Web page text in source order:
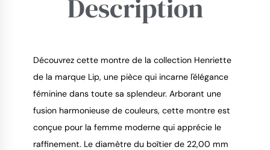
Description
Découvrez cette montre de la collection Henriette
de la marque Lip, une pièce qui incarne l'élégance
féminine dans toute sa splendeur. Arborant une
fusion harmonieuse de couleurs, cette montre est
conçue pour la femme moderne qui apprécie le
raffinement. Le diamètre du boîtier de 22,00 mm